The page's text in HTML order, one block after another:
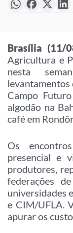
Brasília (11/
Agricultura e
nesta
levantamentos
Campo
algodão na
café em
Os
presencial e
produtores,
federações
universidades
e CIM/UFLA.
apurar os